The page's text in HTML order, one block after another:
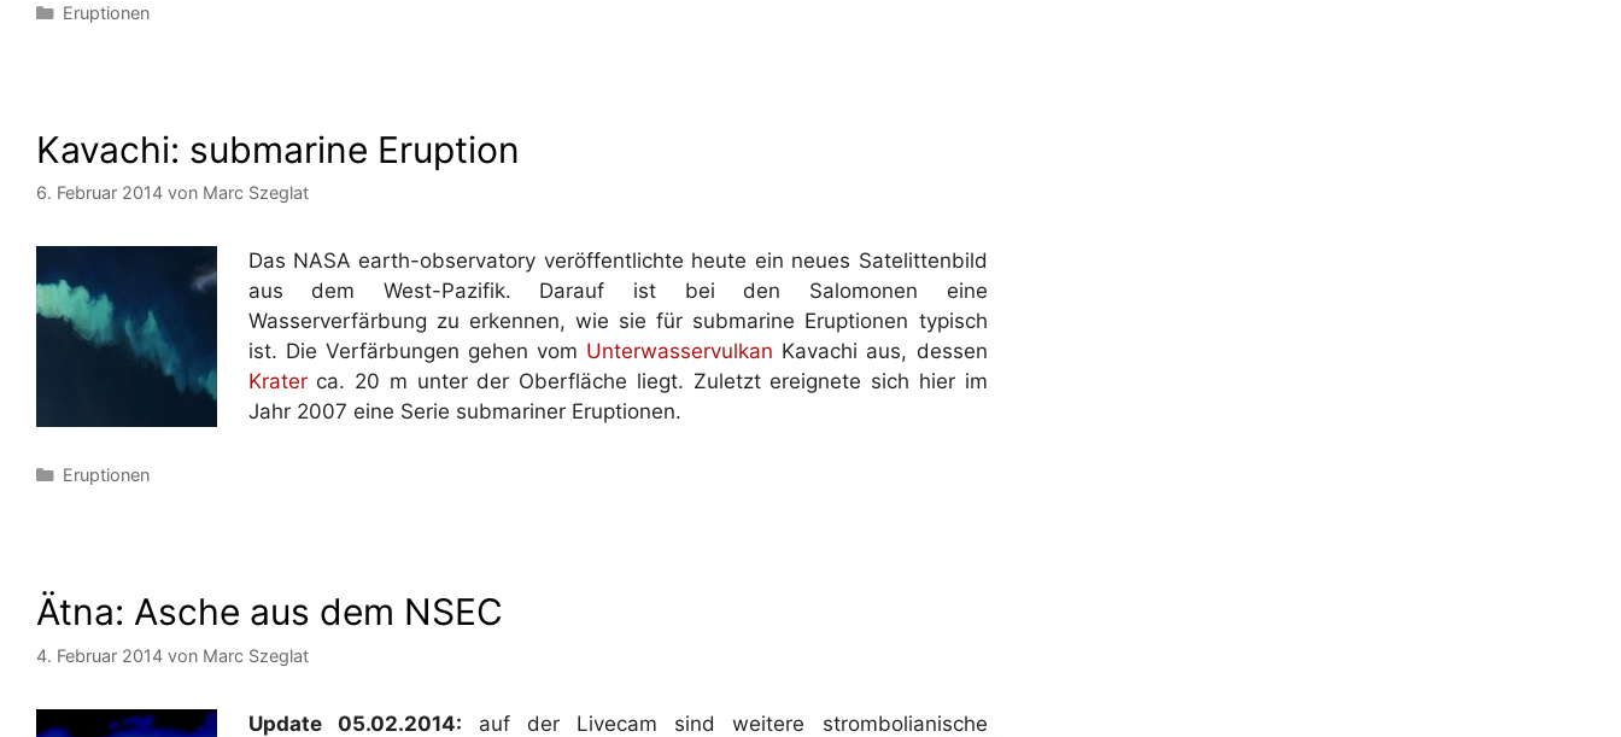
Kategorien
Eruptionen
Kavachi: submarine Eruption
6. Februar 2014 von Marc Szeglat
Das NASA earth-observatory veröffentlichte heute ein neues Satelittenbild
aus dem West-Pazifik. Darauf ist bei den Salomonen eine
Wasserverfärbung zu erkennen, wie sie für submarine Eruptionen typisch
ist. Die Verfärbungen gehen vom Unterwasservulkan Kavachi aus, dessen
Kraterca. 20 m unter der Oberfläche liegt. Zuletzt ereignete sich hier im
Jahr 2007 eine Serie submariner Eruptionen.
Kategorien
Eruptionen
Ätna: Asche aus dem NSEC
4. Februar 2014 von Marc Szeglat
Update 05.02.2014: auf der Livecam sind weitere strombolianische